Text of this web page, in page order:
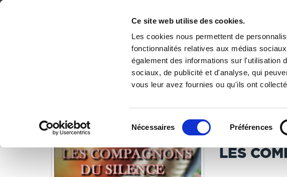
Ce site web utilise des cookies.
Les cookies nous permettent de
fonctionnalités relatives aux médias
également des informations sur l'utilisation
sociaux, de publicité et d'analyse, qui
vous leur avez fournies ou qu'ils ont
Nécessaires Préférences
DE LA PAGE BLANCHE... AU BEST SELLER
PUBLIER UN
/ Littérature / Romans / Les compagnons du silence
LES LIVRES SONT IMPRIMÉS
ALAIN BOULOT
LES